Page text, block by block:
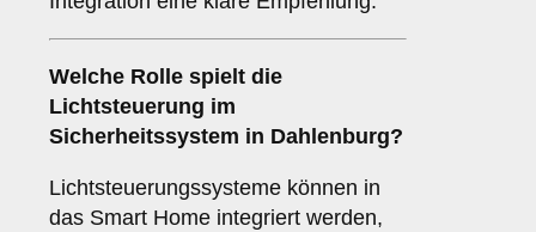
Welche Rolle spielt die
Lichtsteuerung im
Sicherheitssystem in Dahlenburg?
Lichtsteuerungssysteme können in
das Smart Home integriert werden,